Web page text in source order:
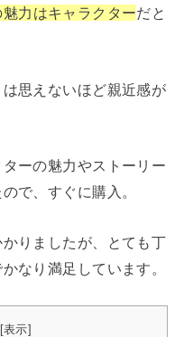
力はキャラクターだと
思えないほど親近感が
ーの魅力やストーリー
で、すぐに購入。
りましたが、とても丁
なり満足しています。
[表示]